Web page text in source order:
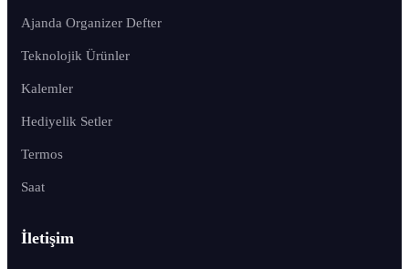
Ajanda Organizer Defter
Teknolojik Ürünler
Kalemler
Hediyelik Setler
Termos
Saat
İletişim